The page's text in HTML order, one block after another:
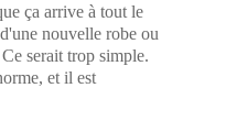
ça arrive à tout le
nouvelle robe ou
serait trop simple.
et il est